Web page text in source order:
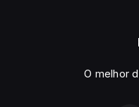
O melhor